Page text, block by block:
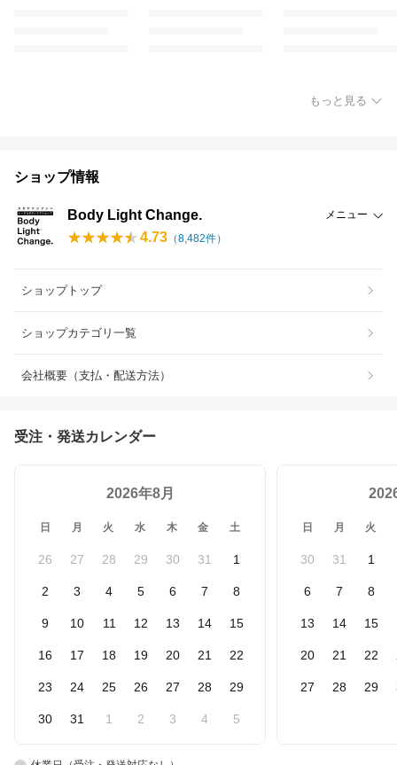
もっと見る
ショップ情報
Body Light Change. メニュー
4.73 （8,482件）
ショップトップ
ショップカテゴリ一覧
会社概要（支払・配送方法）
受注・発送カレンダー
2026年8月
日 月 火 水 木 金 土
26 27 28 29 30 31 1
2 3 4 5 6 7 8
9 10 11 12 13 14 15
16 17 18 19 20 21 22
23 24 25 26 27 28 29
30 31 1 2 3 4 5
日 月 火
30 31 1
6 7 8
13 14 15
20 21 22
27 28 29